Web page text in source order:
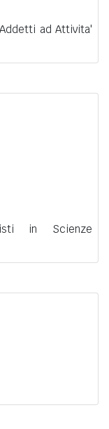
ad Attivita'
in Scienze